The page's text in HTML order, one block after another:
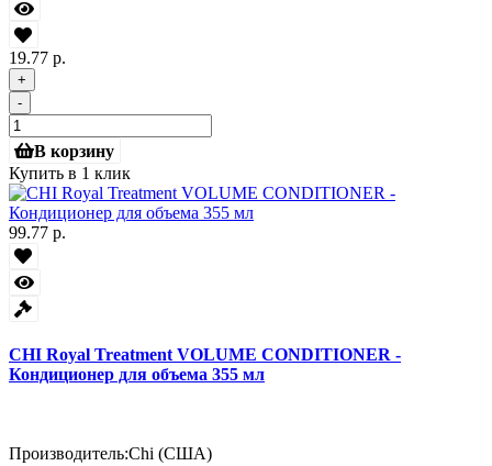
19.77 р.
+
-
В корзину
Купить в 1 клик
99.77 р.
CHI Royal Treatment VOLUME CONDITIONER -
Кондиционер для объема 355 мл
Производитель:Chi (США)